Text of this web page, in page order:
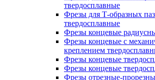
твердосплавные
Фрезы для Т-образных
твердосплавные
Фрезы концевые
Фрезы концевые с
креплением
Фрезы концевые
Фрезы концевые
Фрезы отрезные-